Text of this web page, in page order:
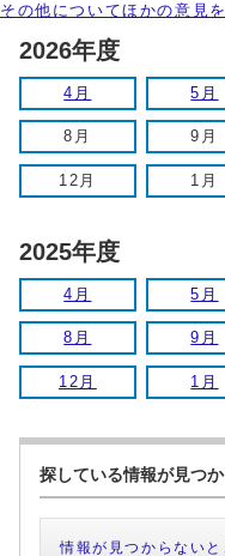
その他についてほかの意見
2026年度
4月 5月
8月 9月
12月 1月
2025年度
4月 5月
8月 9月
12月 1月
探している情報が見つ
情報が見つからないと